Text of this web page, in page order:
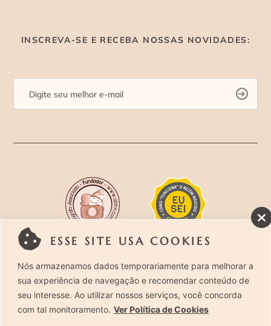
ESSE SITE USA COOKIES
Nós armazenamos dados temporariamente para melhorar a
sua experiência de navegação e recomendar conteúdo de
seu interesse. Ao utilizar nossos serviços, você concorda
com tal monitoramento. Ver Política de Cookies
INSCREVA-SE E RECEBA NOSSAS NOVIDADES:
Rua Costa Carvalho, 419 – Pinheiros, São Paulo –
SP. CEP 05429-130 – Telefone: (11) 94494-1818